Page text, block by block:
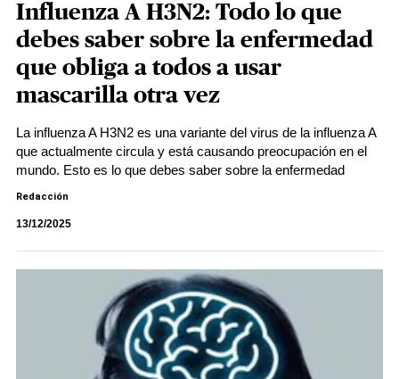
Influenza A H3N2: Todo lo que
debes saber sobre la enfermedad
que obliga a todos a usar
mascarilla otra vez
La influenza A H3N2 es una variante del virus de la influenza A
que actualmente circula y está causando preocupación en el
mundo. Esto es lo que debes saber sobre la enfermedad
Redacción
13/12/2025